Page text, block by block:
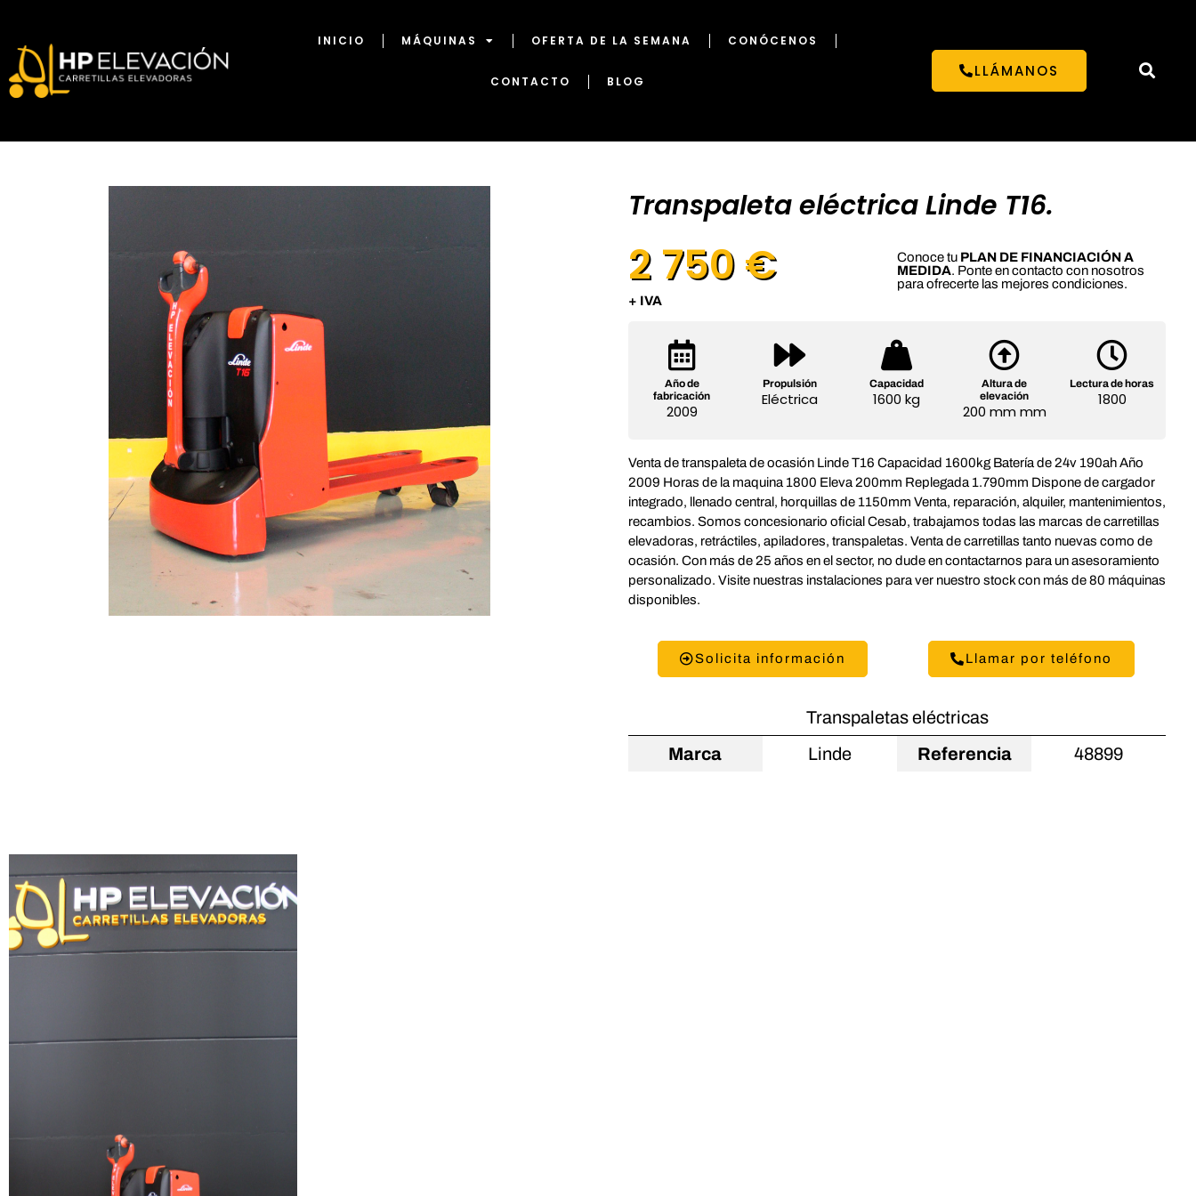
INICIO MÁQUINAS OFERTA DE LA SEMANA CONÓCENOS
CONTACTO BLOG
LLÁMANOS
Transpaleta eléctrica Linde T16.
2 750 €
+ IVA
Conoce tu PLAN DE FINANCIACIÓN A
MEDIDA. Ponte en contacto con nosotros
para ofrecerte las mejores condiciones.
Año de
fabricación
2009
Propulsión
Eléctrica
Capacidad
1600 kg
Altura de
elevación
200 mm mm
Lectura de horas
1800
Venta de transpaleta de ocasión Linde T16 Capacidad 1600kg Batería de 24v 190ah Año
2009 Horas de la maquina 1800 Eleva 200mm Replegada 1.790mm Dispone de cargador
integrado, llenado central, horquillas de 1150mm Venta, reparación, alquiler, mantenimientos,
recambios. Somos concesionario oficial Cesab, trabajamos todas las marcas de carretillas
elevadoras, retráctiles, apiladores, transpaletas. Venta de carretillas tanto nuevas como de
ocasión. Con más de 25 años en el sector, no dude en contactarnos para un asesoramiento
personalizado. Visite nuestras instalaciones para ver nuestro stock con más de 80 máquinas
disponibles.
Solicita información Llamar por teléfono
Transpaletas eléctricas
Marca
Linde Referencia 48899